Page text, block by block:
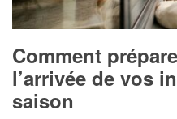
Comment
l’arrivée de vos
saison